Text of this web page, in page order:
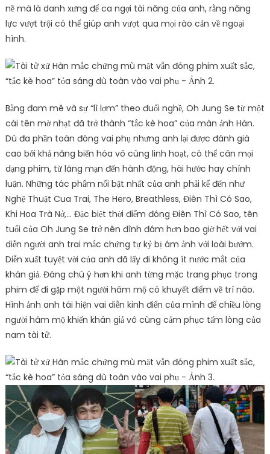
nề mà là danh xưng để ca ngợi tài năng của anh, rằng năng
lực vượt trội có thể giúp anh vượt qua mọi rào cản về ngoại
hình.
Bằng đam mê và sự “lì lợm” theo đuổi nghề, Oh Jung Se từ một
cái tên mờ nhạt đã trở thành “tắc kè hoa” của màn ảnh Hàn.
Dù đa phần toàn đóng vai phụ nhưng anh lại được đánh giá
cao bởi khả năng biến hóa vô cùng linh hoạt, có thể cân mọi
dạng phim, từ lãng mạn đến hành động, hài hước hay chính
luận. Những tác phẩm nổi bật nhất của anh phải kể đến như
Nghệ Thuật Cua Trai, The Hero, Breathless, Điên Thì Có Sao,
Khi Hoa Trà Nở,… Đặc biệt thời điểm đóng Điên Thì Có Sao, tên
tuổi của Oh Jung Se trở nên đình đám hơn bao giờ hết với vai
diễn người anh trai mắc chứng tự kỷ bị ám ảnh với loài bướm.
Diễn xuất tuyệt vời của anh đã lấy đi không ít nước mắt của
khán giả. Đáng chú ý hơn khi anh từng mặc trang phục trong
phim để đi gặp một người hâm mộ có khuyết điểm về trí não.
Hình ảnh anh tái hiện vai diễn kinh điển của mình để chiều lòng
người hâm mộ khiến khán giả vô cùng cảm phục tấm lòng của
nam tài tử.